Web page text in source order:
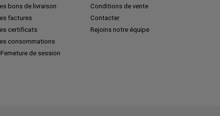
bons de livraison
factures
certificats
consommations
Femeture de session
Conditions de vente
Contacter
Rejoins notre équipe